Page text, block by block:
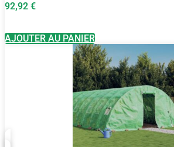
92,92 €
AJOUTER AU PANIER